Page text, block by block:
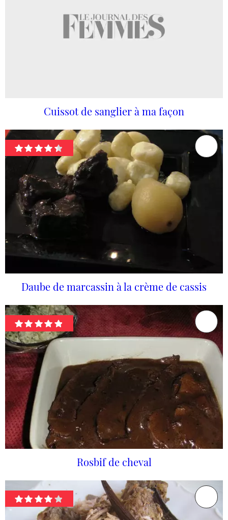
Cuissot de sanglier à ma façon
Daube de marcassin à la crème de cassis
Rosbif de cheval